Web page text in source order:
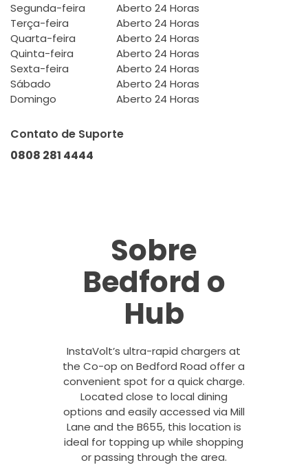
Segunda-feira
Aberto 24 Horas
Terça-feira
Aberto 24 Horas
Quarta-feira
Aberto 24 Horas
Quinta-feira
Aberto 24 Horas
Sexta-feira
Aberto 24 Horas
Sábado
Aberto 24 Horas
Domingo
Aberto 24 Horas
Contato de Suporte
0808 281 4444
Sobre
Bedford o
Hub
InstaVolt’s ultra-rapid chargers at
the Co-op on Bedford Road offer a
convenient spot for a quick charge.
Located close to local dining
options and easily accessed via Mill
Lane and the B655, this location is
ideal for topping up while shopping
or passing through the area.